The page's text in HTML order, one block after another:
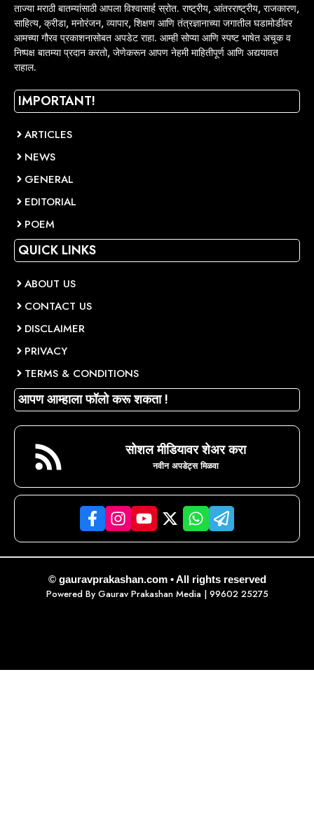
ताज्या मराठी बातम्यांसाठी आपला विश्वासार्ह स्रोत. राष्ट्रीय, आंतरराष्ट्रीय, राजकारण,
साहित्य, क्रीडा, मनोरंजन, व्यापार, शिक्षण आणि तंत्रज्ञानाच्या जगातील घडामोडींवर
आमच्या गौरव प्रकाशनासोबत अपडेट राहा. आम्ही सोप्या आणि स्पष्ट भाषेत अचूक व
निष्पक्ष बातम्या प्रदान करतो, जेणेकरून आपण नेहमी माहितीपूर्ण आणि अद्ययावत
राहाल.
IMPORTANT!
ARTICLES
NEWS
GENERAL
EDITORIAL
POEM
QUICK LINKS
ABOUT US
CONTACT US
DISCLAIMER
PRIVACY
TERMS & CONDITIONS
आपण आम्हाला फॉलो करू शकता !
सोशल मीडियावर शेअर करा
नवीन अपडेट्स मिळवा
© gauravprakashan.com • All rights reserved
Powered By Gaurav Prakashan Media| 99602 25275